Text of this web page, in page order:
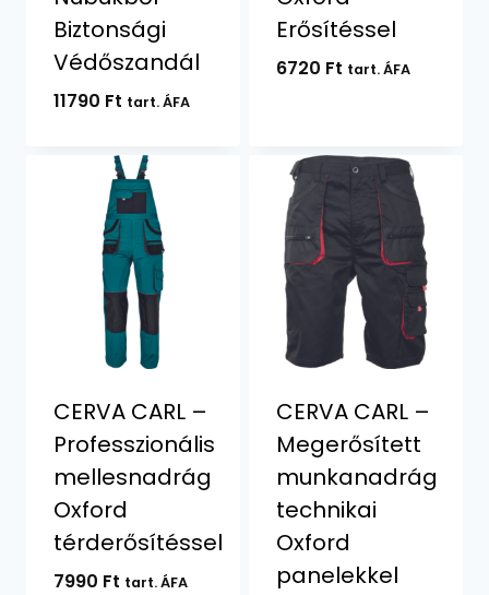
Biztonsági
Védőszandál
11790 Ft tart. ÁFA
Erősítéssel
6720 Ft tart. ÁFA
CERVA CARL –
Professzionális
mellesnadrág
Oxford
térderősítéssel
7990 Ft tart. ÁFA
CERVA CARL –
Megerősített
munkanadrág
technikai
Oxford
panelekkel